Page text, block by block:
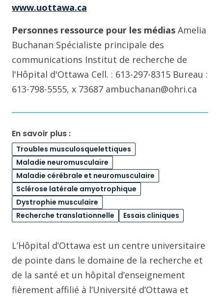
www.uottawa.ca
Personnes ressource pour les médias Amelia
Buchanan Spécialiste principale des
communications Institut de recherche de
l'Hôpital d'Ottawa Cell. : 613-297-8315 Bureau :
613-798-5555, x 73687 ambuchanan@ohri.ca
En savoir plus :
Troubles musculosquelettiques
Maladie neuromusculaire
Maladie cérébrale et neuromusculaire
Sclérose latérale amyotrophique
Dystrophie musculaire
Recherche translationnelle
Essais cliniques
L’Hôpital d’Ottawa est un centre universitaire
de pointe dans le domaine de la recherche et
de la santé et un hôpital d’enseignement
fièrement affilié à l’Université d’Ottawa et